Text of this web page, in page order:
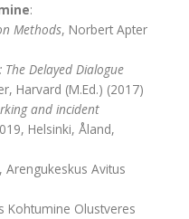
:
Methods, Norbert Apter
Delayed Dialogue
Harvard (M.Ed.) (2017)
and incident
Helsinki, Åland,
Avitus
Kohtumine Olustveres